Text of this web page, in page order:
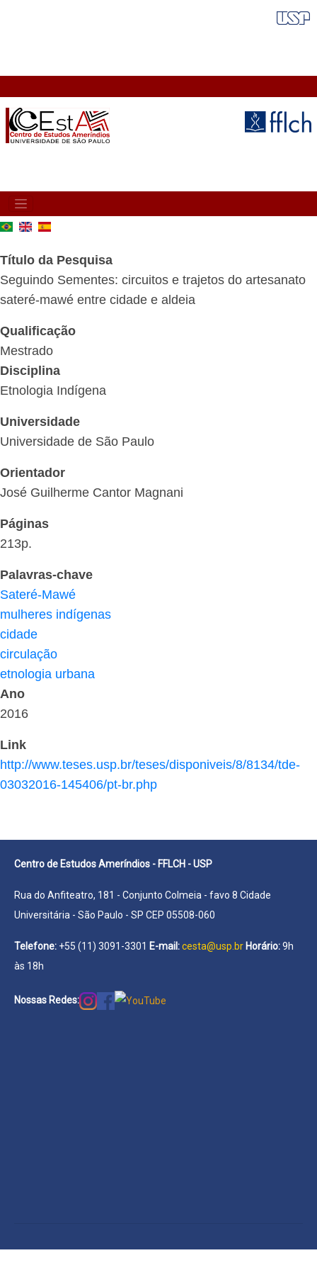
MAIN
NAVIGATION
Título da Pesquisa
Seguindo Sementes: circuitos e trajetos do artesanato
sateré-mawé entre cidade e aldeia
Qualificação
Mestrado
Disciplina
Etnologia Indígena
Universidade
Universidade de São Paulo
Orientador
José Guilherme Cantor Magnani
Páginas
213p.
Palavras-chave
Sateré-Mawé
mulheres indígenas
cidade
circulação
etnologia urbana
Ano
2016
Link
http://www.teses.usp.br/teses/disponiveis/8/8134/tde-
03032016-145406/pt-br.php
Centro de Estudos Ameríndios - FFLCH - USP
Rua do Anfiteatro, 181 - Conjunto Colmeia - favo 8 Cidade
Universitária - São Paulo - SP CEP 05508-060
Telefone: +55 (11) 3091-3301 E-mail:cesta@usp.br Horário:9h
às 18h
Nossas Redes: